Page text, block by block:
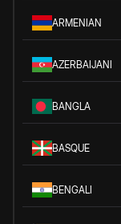
ARMENIAN
AZERBAIJANI
BANGLA
BASQUE
BENGALI